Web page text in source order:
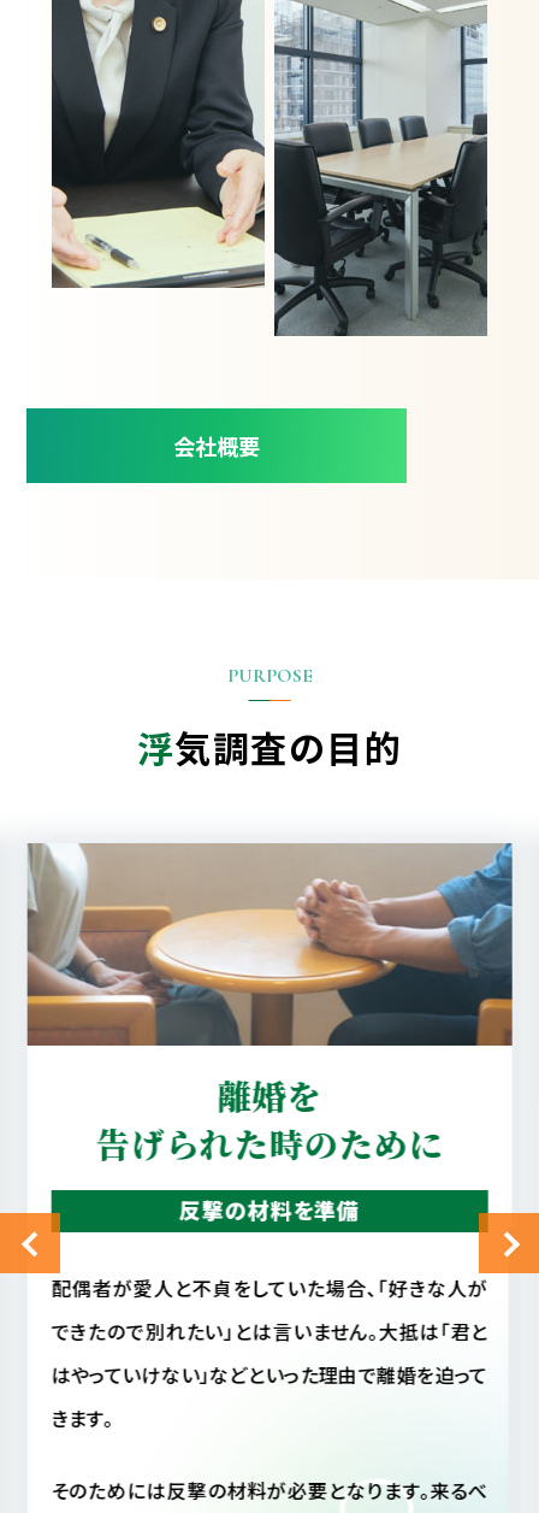
会社概要
浮気調査の目的
真実を知りたい
配偶者の行動を確認
配偶者に不審を感じ、配偶者の行動が読めない場
合、相手がいま何をしているのか気になって気になっ
てしょうがない事と思います。
ません。仮に配偶者が不貞行動をとっていなかった